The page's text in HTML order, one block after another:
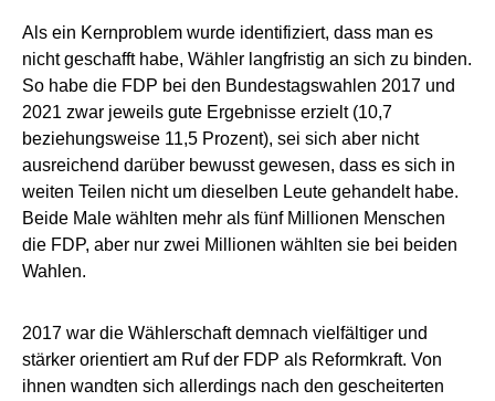
Als ein Kernproblem wurde identifiziert, dass man es
nicht geschafft habe, Wähler langfristig an sich zu binden.
So habe die FDP bei den Bundestagswahlen 2017 und
2021 zwar jeweils gute Ergebnisse erzielt (10,7
beziehungsweise 11,5 Prozent), sei sich aber nicht
ausreichend darüber bewusst gewesen, dass es sich in
weiten Teilen nicht um dieselben Leute gehandelt habe.
Beide Male wählten mehr als fünf Millionen Menschen
die FDP, aber nur zwei Millionen wählten sie bei beiden
Wahlen.
2017 war die Wählerschaft demnach vielfältiger und
stärker orientiert am Ruf der FDP als Reformkraft. Von
ihnen wandten sich allerdings nach den gescheiterten